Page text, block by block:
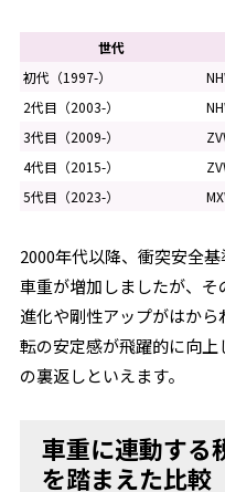
世代
初代（1997-）
2代目（2003-）
3代目（2009-）
4代目（2015-）
5代目（2023-）
2000年代以降、衝突安全
車重が増加しましたが、
進化や剛性アップがはか
転の安定感が飛躍的に向
の裏返しといえます。
車重に連動する
を踏まえた比較